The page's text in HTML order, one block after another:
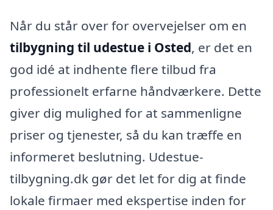
Når du står over for overvejelser om en
tilbygning til udestue i Osted, er det en
god idé at indhente flere tilbud fra
professionelt erfarne håndværkere. Dette
giver dig mulighed for at sammenligne
priser og tjenester, så du kan træffe en
informeret beslutning. Udestue-
tilbygning.dk gør det let for dig at finde
lokale firmaer med ekspertise inden for